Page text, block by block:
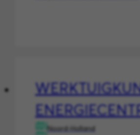
Noord-Holland